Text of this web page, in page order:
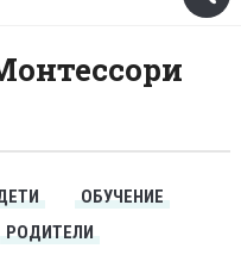
ОБУЧЕНИЕ
РОДИТЕЛИ